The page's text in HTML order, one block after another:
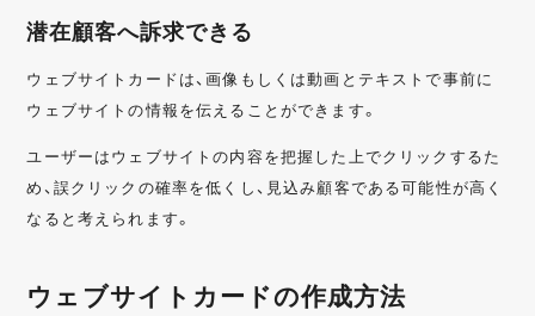
潜在顧客へ訴求できる
ウェブサイトカードは、画像もしくは動画とテキストで事前に
ウェブサイトの情報を伝えることができます。
ユーザーはウェブサイトの内容を把握した上でクリックするた
め、誤クリックの確率を低くし、見込み顧客である可能性が高く
なると考えられます。
ウェブサイトカードの作成方法